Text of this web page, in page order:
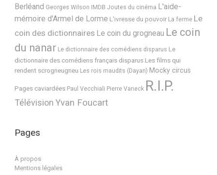
Berléand Georges Wilson IMDB Joutes du cinéma L'aide-
mémoire d'Armel de Lorme L'ivresse du pouvoir La ferme Le
coin des dictionnaires Le coin du grogneau Le coin
du nanar Le dictionnaire des comédiens disparus Le
dictionnaire des comédiens français disparus Les films qui
rendent scrogneugneu Les rois maudits (Dayan) Mocky circus
Pages caviardées Paul Vecchiali Pierre Vaneck R.I.P.
TélévisionYvan Foucart
Pages
À propos
Mentions légales